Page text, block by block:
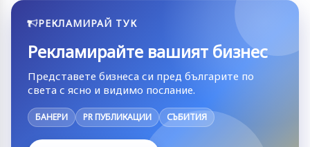
РЕКЛАМИРАЙ ТУК
Рекламирайте вашият бизнес
Представете бизнеса си пред българите по
света с ясно и видимо послание.
БАНЕРИ PR ПУБЛИКАЦИИ СЪБИТИЯ